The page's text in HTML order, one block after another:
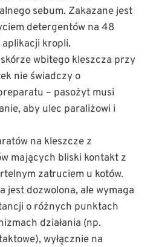
sebum. Zakazane jest
detergentów na 48
kropli.
wbitego kleszcza przy
nie świadczy o
– pasożyt musi
aby ulec paraliżowi i
na kleszcze z
mających bliski kontakt z
zatruciem u kotów.
jest dozwolona, ale wymaga
o różnych punktach
działania (np.
wyłącznie na